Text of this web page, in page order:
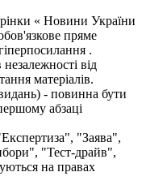
« Новини України
пряме
.
від
матеріалів.
- повинна бути
абзаці
"Заява",
"Тест-драйв",
на правах